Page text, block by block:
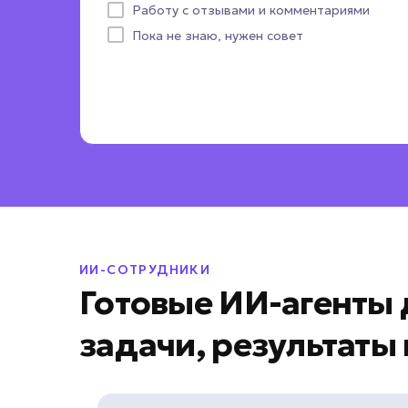
Работу с отзывами и комментариями
Пока не знаю, нужен совет
ИИ-СОТРУДНИКИ
Готовые ИИ-
задачи,